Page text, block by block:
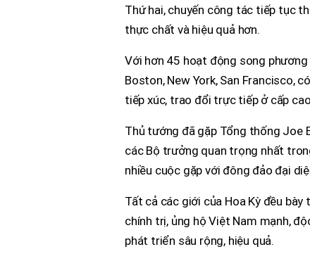
Thứ hai, chuyến công tác tiếp tục
thực chất và hiệu quả hơn.
Với hơn 45 hoạt động song
Boston, New York, San Francisco,
tiếp xúc, trao đổi trực tiếp ở cấp
Thủ tướng đã gặp Tổng thống Joe
các Bộ trưởng quan trọng nhất
nhiều cuộc gặp với đông đảo đại
Tất cả các giới của Hoa Kỳ đều
chính trị, ủng hộ Việt Nam mạnh,
phát triển sâu rộng, hiệu quả.